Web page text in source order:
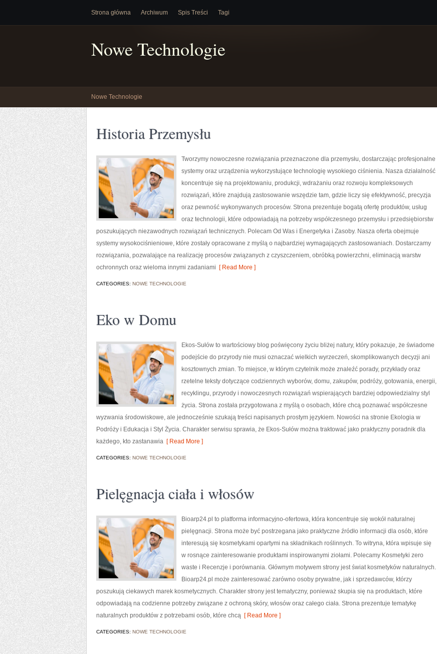
Strona główna Archiwum Spis Treści Tagi
Nowe Technologie
Nowe Technologie
Historia Przemysłu
Tworzymy nowoczesne rozwiązania przeznaczone dla przemysłu, dostarczając profesjonalne
systemy oraz urządzenia wykorzystujące technologię wysokiego ciśnienia. Nasza działalność
koncentruje się na projektowaniu, produkcji, wdrażaniu oraz rozwoju kompleksowych
rozwiązań, które znajdują zastosowanie wszędzie tam, gdzie liczy się efektywność, precyzja
oraz pewność wykonywanych procesów. Strona prezentuje bogatą ofertę produktów, usług
oraz technologii, które odpowiadają na potrzeby współczesnego przemysłu i przedsiębiorstw
poszukujących niezawodnych rozwiązań technicznych. Polecam Od Was i Energetyka i Zasoby. Nasza oferta obejmuje
systemy wysokociśnieniowe, które zostały opracowane z myślą o najbardziej wymagających zastosowaniach. Dostarczamy
rozwiązania, pozwalające na realizację procesów związanych z czyszczeniem, obróbką powierzchni, eliminacją warstw
ochronnych oraz wieloma innymi zadaniami [ Read More ]
CATEGORIES: NOWE TECHNOLOGIE
Eko w Domu
Ekos-Sułów to wartościowy blog poświęcony życiu bliżej natury, który pokazuje, że świadome
podejście do przyrody nie musi oznaczać wielkich wyrzeczeń, skomplikowanych decyzji ani
kosztownych zmian. To miejsce, w którym czytelnik może znaleźć porady, przykłady oraz
rzetelne teksty dotyczące codziennych wyborów, domu, zakupów, podróży, gotowania, energii,
recyklingu, przyrody i nowoczesnych rozwiązań wspierających bardziej odpowiedzialny styl
życia. Strona została przygotowana z myślą o osobach, które chcą poznawać współczesne
wyzwania środowiskowe, ale jednocześnie szukają treści napisanych prostym językiem. Nowości na stronie Ekologia w
Podróży i Edukacja i Styl Życia. Charakter serwisu sprawia, że Ekos-Sułów można traktować jako praktyczny poradnik dla
każdego, kto zastanawia [ Read More ]
CATEGORIES: NOWE TECHNOLOGIE
Pielęgnacja ciała i włosów
Bioarp24.pl to platforma informacyjno-ofertowa, która koncentruje się wokół naturalnej
pielęgnacji. Strona może być postrzegana jako praktyczne źródło informacji dla osób, które
interesują się kosmetykami opartymi na składnikach roślinnych. To witryna, która wpisuje się
w rosnące zainteresowanie produktami inspirowanymi ziołami. Polecamy Kosmetyki zero
waste i Recenzje i porównania. Głównym motywem strony jest świat kosmetyków naturalnych.
Bioarp24.pl może zainteresować zarówno osoby prywatne, jak i sprzedawców, którzy
poszukują ciekawych marek kosmetycznych. Charakter strony jest tematyczny, ponieważ skupia się na produktach, które
odpowiadają na codzienne potrzeby związane z ochroną skóry, włosów oraz całego ciała. Strona prezentuje tematykę
naturalnych produktów z potrzebami osób, które chcą [ Read More ]
CATEGORIES: NOWE TECHNOLOGIE